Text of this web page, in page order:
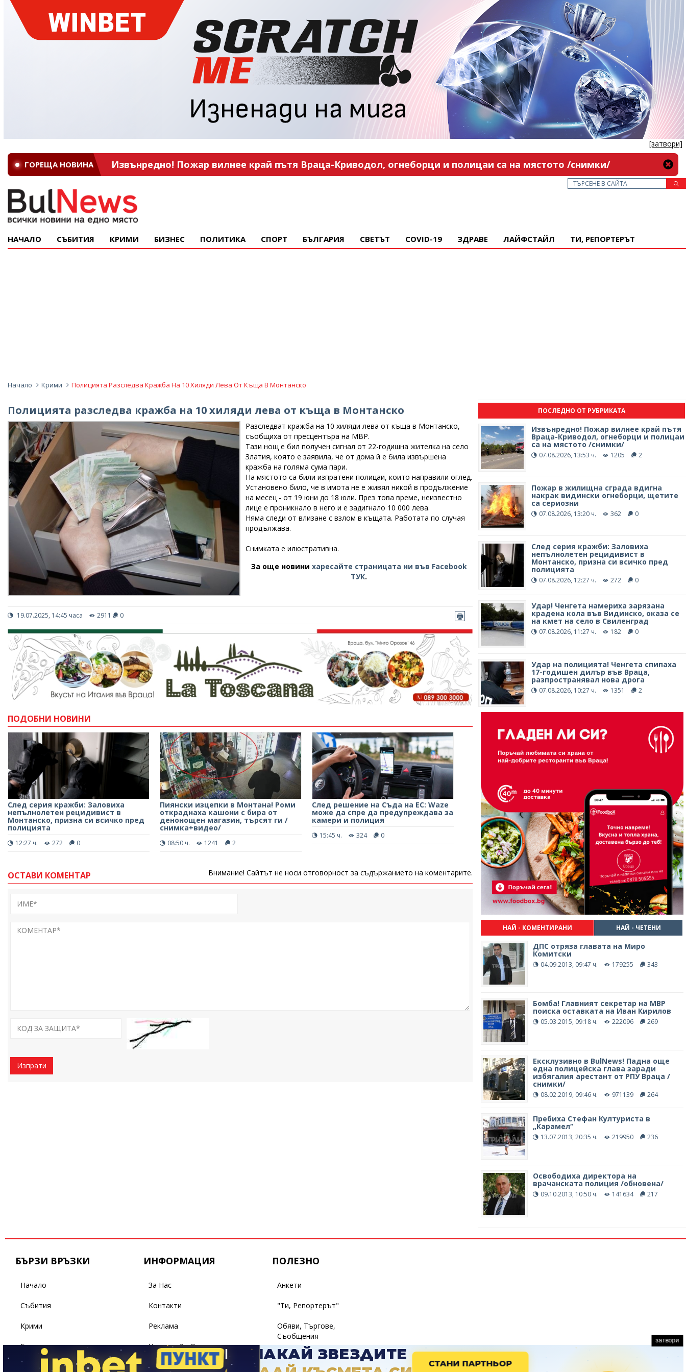
[затвори]
ГОРЕЩА НОВИНА Извънредно! Пожар вилнее край пътя Враца-Криводол, огнеборци и полицаи са на мястото /снимки/
НАЧАЛО СЪБИТИЯ КРИМИ БИЗНЕС ПОЛИТИКА СПОРТ БЪЛГАРИЯ СВЕТЪТ COVID-19 ЗДРАВЕ ЛАЙФСТАЙЛ ТИ, РЕПОРТЕРЪТ
Начало Крими Полицията Разследва Кражба На 10 Хиляди Лева От Къща В Монтанско
Полицията разследва кражба на 10 хиляди лева от къща в Монтанско
Разследват кражба на 10 хиляди лева от къща в Монтанско,
съобщиха от пресцентъра на МВР.
Тази нощ е бил получен сигнал от 22-годишна жителка на село
Златия, която е заявила, че от дома й е била извършена
кражба на голяма сума пари.
На мястото са били изпратени полицаи, които направили оглед.
Установено било, че в имота не е живял никой в продължение
на месец - от 19 юни до 18 юли. През това време, неизвестно
лице е проникнало в него и е задигнало 10 000 лева.
Няма следи от влизане с взлом в къщата. Работата по случая
продължава.
Снимката е илюстративна.
За още новини харесайте страницата ни във Facebook
ТУК.
19.07.2025, 14:45 часа 2911 0
ПОДОБНИ НОВИНИ
След серия кражби: Заловиха
непълнолетен рецидивист в
Монтанско, призна си всичко пред
полицията
12:27 ч. 272 0
Пиянски изцепки в Монтана! Роми
откраднаха кашони с бира от
денонощен магазин, търсят ги /
снимка+видео/
08:50 ч. 1241 2
След решение на Съда на ЕС: Waze
може да спре да предупреждава за
камери и полиция
15:45 ч. 324 0
ОСТАВИ КОМЕНТАР Внимание! Сайтът не носи отговорност за съдържанието на коментарите.
Изпрати
ПОСЛЕДНО ОТ РУБРИКАТА
Извънредно! Пожар вилнее край пътя
Враца-Криводол, огнеборци и полицаи
са на мястото /снимки/
07.08.2026, 13:53 ч. 1205 2
Пожар в жилищна сграда вдигна
накрак видински огнеборци, щетите
са сериозни
07.08.2026, 13:20 ч. 362 0
След серия кражби: Заловиха
непълнолетен рецидивист в
Монтанско, призна си всичко пред
полицията
07.08.2026, 12:27 ч. 272 0
Удар! Ченгета намериха зарязана
крадена кола във Видинско, оказа се
на кмет на село в Свиленград
07.08.2026, 11:27 ч. 182 0
Удар на полицията! Ченгета спипаха
17-годишен дилър във Враца,
разпространявал нова дрога
07.08.2026, 10:27 ч. 1351 2
НАЙ - КОМЕНТИРАНИ НАЙ - ЧЕТЕНИ
ДПС отряза главата на Миро
Комитски
04.09.2013, 09:47 ч. 179255 343
Бомба! Главният секретар на МВР
поиска оставката на Иван Кирилов
05.03.2015, 09:18 ч. 222096 269
Ексклузивно в BulNews! Падна още
една полицейска глава заради
избягалия арестант от РПУ Враца /
снимки/
08.02.2019, 09:46 ч. 971139 264
Пребиха Стефан Културиста в
„Карамел“
13.07.2013, 20:35 ч. 219950 236
Освободиха директора на
врачанската полиция /обновена/
09.10.2013, 10:50 ч. 141634 217
БЪРЗИ ВРЪЗКИ
Начало
Събития
Крими
Бизнес
ИНФОРМАЦИЯ
За Нас
Контакти
Реклама
Условия За Ползване
Поверителност
ПОЛЕЗНО
Анкети
"Ти, Репортерът"
Обяви, Търгове,
Съобщения
затвори